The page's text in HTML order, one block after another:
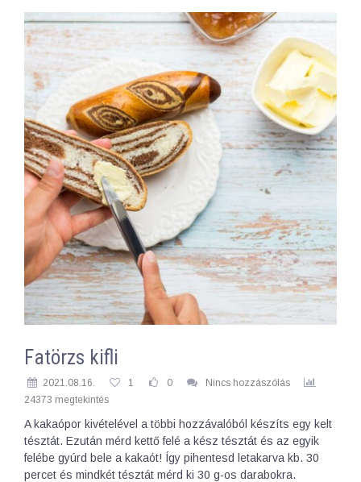
Fatörzs kifli
2021.08.16. 1 0
Nincs hozzászólás
24373 megtekintés
A kakaópor kivételével a többi hozzávalóból készíts egy kelt
tésztát. Ezután mérd kettő felé a kész tésztát és az egyik
felébe gyúrd bele a kakaót! Így pihentesd letakarva kb. 30
percet és mindkét tésztát mérd ki 30 g-os darabokra.